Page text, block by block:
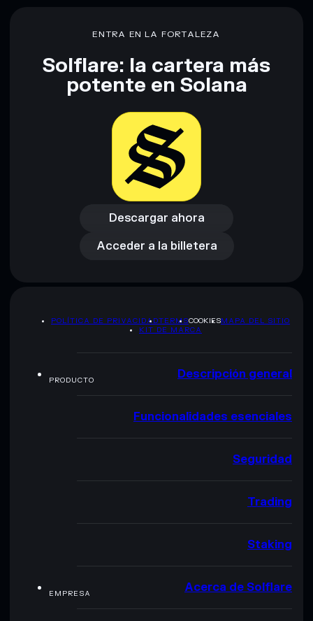
Descargo de responsabilidad: Esta información tiene
únicamente fines educativos y no constituye asesoramiento
proporcionados por rugcheck.xyz.
ENTRA EN LA FORTALEZA
Solflare: la cartera más
potente en Solana
Descargar ahora
Descargar ahora
Acceder a la billetera
Acceder a la billetera
POLÍTICA DE PRIVACIDADTERMSCOOKIESMAPA DEL SITIO
KIT DE MARCA
PRODUCTO Descripción general
Funcionalidades esenciales
Seguridad
Trading
Staking
EMPRESA Acerca de Solflare